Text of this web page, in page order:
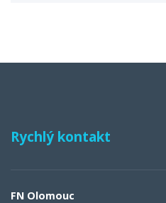
Rychlý kontakt
FN Olomouc